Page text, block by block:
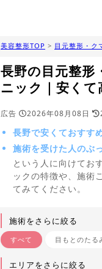
美容整形TOP > 目元整形・ク
長野の目元整形
ニック｜安く
広告 2026年08月08日
長野で安くておすす
施術を受けた人のぶ
という人に向けてお
ックの特徴や、施術
てみてください。
施術をさらに絞る
すべて 目もとのたる
エリアをさらに絞る